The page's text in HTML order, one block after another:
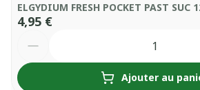
ELGYDIUM FRESH POCKET PAST SUC
4,95 €
Ajouter au